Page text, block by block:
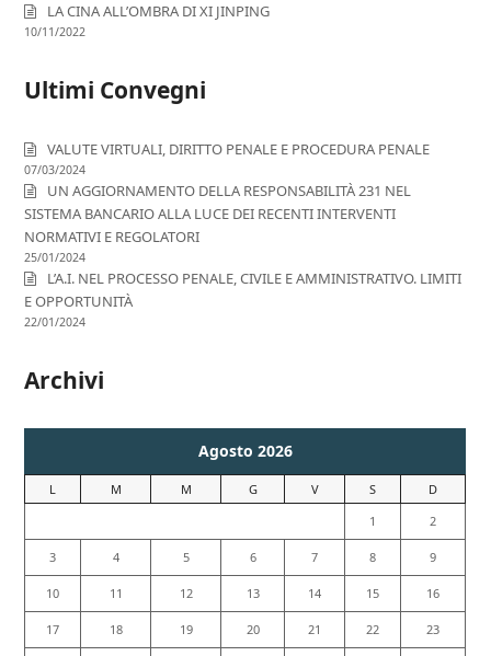
LA CINA ALL’OMBRA DI XI JINPING
10/11/2022
Ultimi Convegni
VALUTE VIRTUALI, DIRITTO PENALE E PROCEDURA PENALE
07/03/2024
UN AGGIORNAMENTO DELLA RESPONSABILITÀ 231 NEL
SISTEMA BANCARIO ALLA LUCE DEI RECENTI INTERVENTI
NORMATIVI E REGOLATORI
25/01/2024
L’A.I. NEL PROCESSO PENALE, CIVILE E AMMINISTRATIVO. LIMITI
E OPPORTUNITÀ
22/01/2024
Archivi
Agosto 2026
L M M G V S
D
1
2
3 4 5 6 7 8 9
10 11 12 13 14 15 16
17 18 19 20 21 22 23